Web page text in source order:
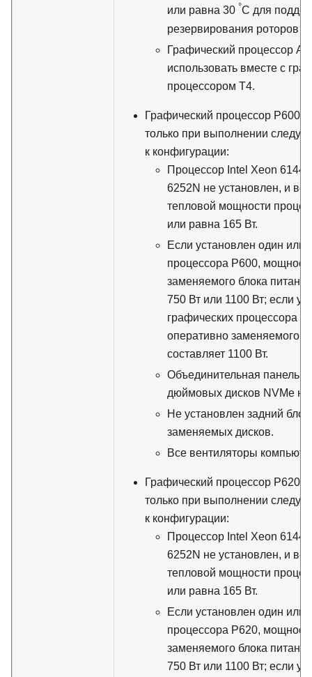
или равна 30 °C для
резервирования роторов
Графический процессор
использовать вместе с
процессором T4.
Графический процессор P600
только при выполнении
к конфигурации:
Процессор Intel Xeon 6144,
6252N не установлен, и
тепловой мощности
или равна 165 Вт.
Если установлен один или
процессора P600,
заменяемого блока
750 Вт или 1100 Вт; если
графических процессора
оперативно заменяемого
составляет 1100 Вт.
Объединительная панель
дюймовых дисков NVMe не
Не установлен задний
заменяемых дисков.
Все вентиляторы
Графический процессор P620
только при выполнении
к конфигурации:
Процессор Intel Xeon 6144,
6252N не установлен, и
тепловой мощности
или равна 165 Вт.
Если установлен один или
процессора P620,
заменяемого блока
750 Вт или 1100 Вт; если